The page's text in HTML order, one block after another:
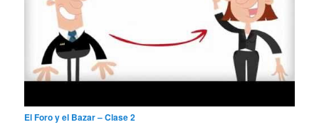
El Foro y el Bazar – Clase 2